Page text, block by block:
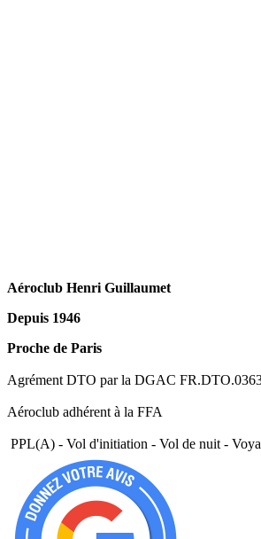
Aéroclub Henri Guillaumet
Depuis 1946
Proche de Paris
Agrément DTO par la DGAC
Aéroclub adhérent à la FFA
PPL(A) - Vol d'initiation - Vol de nuit -